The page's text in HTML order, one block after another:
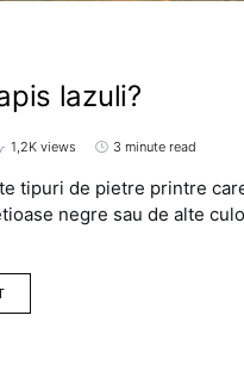
lazuli?
1,2K views 3 minute read
tipuri de pietre printre
negre sau de alte